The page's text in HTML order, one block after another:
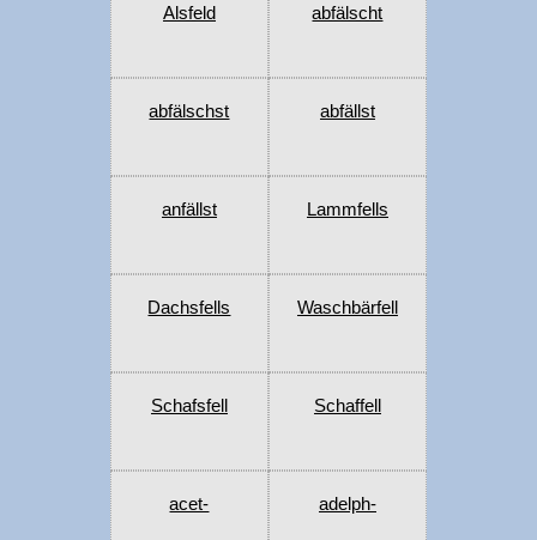
Alsfeld abfälscht
abfälschst abfällst
anfällst Lammfells
Dachsfells Waschbärfell
Schafsfell Schaffell
acet- adelph-